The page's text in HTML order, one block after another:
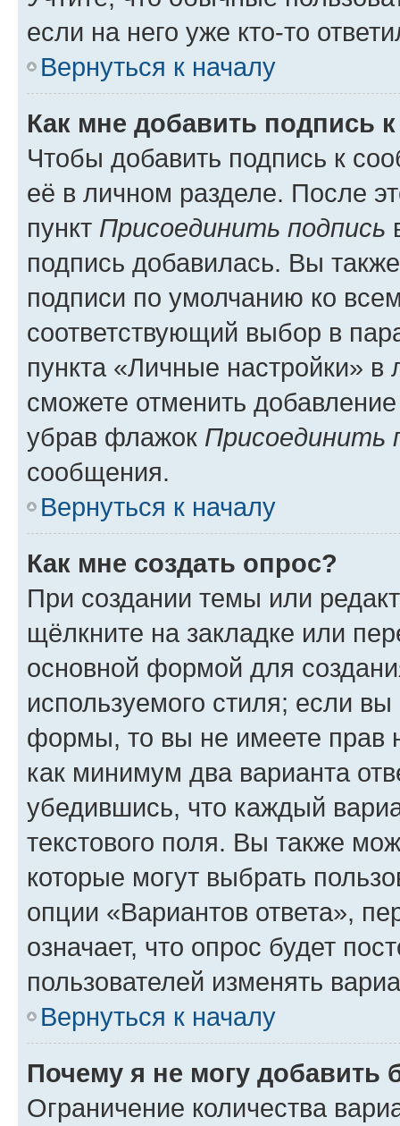
если на него уже кто-то
Вернуться к началу
Как мне добавить подпись
Чтобы добавить подпись к
её в личном разделе. После
пункт Присоединить подпись
подпись добавилась. Вы
подписи по умолчанию ко
соответствующий выбор в
пункта «Личные настройки»
сможете отменить
убрав флажок Присоединить
сообщения.
Вернуться к началу
Как мне создать опрос?
При создании темы или
щёлкните на закладке или
основной формой для
используемого стиля; если
формы, то вы не имеете прав
как минимум два варианта
убедившись, что каждый
текстового поля. Вы также
которые могут выбрать
опции «Вариантов ответа»,
означает, что опрос будет
пользователей изменять
Вернуться к началу
Почему я не могу добавить
Ограничение количества